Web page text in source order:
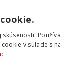
lepší
napriek
mu
v súlade s